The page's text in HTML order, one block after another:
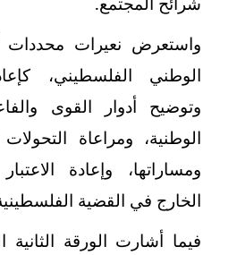
واستعرض نعيرات محددات
الوطني الفلسطيني،
وتوضيح أدوار القوى
الوطنية، ومراعاة التحولات
ومساراتها، وإعادة
الخارج في القضية
فيما أشارت الورقة الثانية